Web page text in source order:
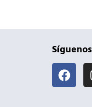
Síguenos
F
a